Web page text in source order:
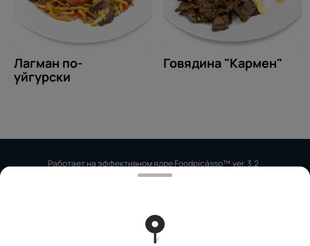
Лагман по-
уйгурски
Говядина "Кармен"
Работает на эффективном ядреFoodpicássover. 3.2
Политика конфиденциальности
Публичная оферта